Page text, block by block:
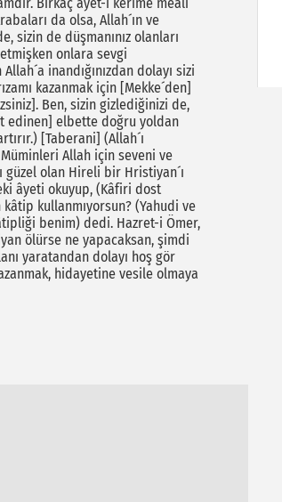
da olsa, Allah´ın ve
sizin de düşmanınız olanları
onlara sevgi
inandığınızdan dolayı sizi
kazanmak için [Mekke´den]
Ben, sizin gizlediğinizi de,
edinen] elbette doğru yoldan
[Taberani] (Allah´ı
Allah için seveni ve
güzel olan Hireli bir Hristiyan´ı
âyeti okuyup, (Kâfiri dost
kullanmıyorsun? (Yahudi ve
benim) dedi. Hazret-i Ömer,
ölürse ne yapacaksan, şimdi
yaratandan dolayı hoş gör
hidayetine vesile olmaya